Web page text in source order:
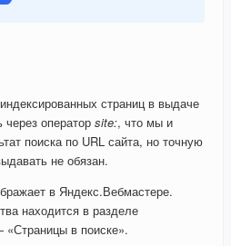
страниц в выдаче
оператор site:, что мы и
поиска по URL сайта, но точную
не обязан.
в Яндекс.Вебмастере.
находится в разделе
в поиске».